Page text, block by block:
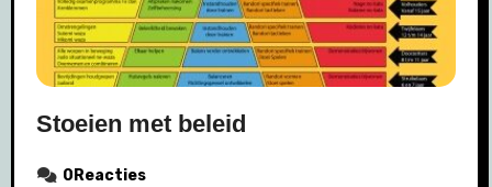
Stoeien met beleid
0Reacties